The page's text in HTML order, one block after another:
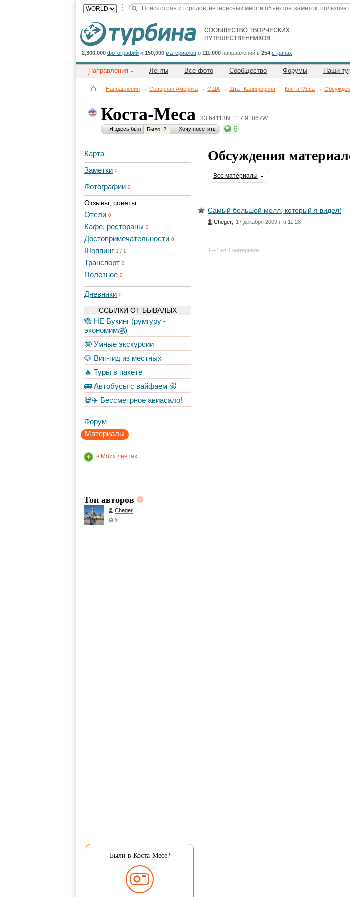
2,300,000 фотографий и 150,000 материалов о 111,000 направлений в 254 странах
Направления Ленты Все фото Сообщество Форумы Наши
→ Направления → Северная Америка → CША → Штат Калифорния → Коста-Меса →
Коста-Меса 33.64113N, 117.91867W
Я здесь был Было: 2 Хочу посетить 6
Карта
Заметки 0
Фотографии 0
Отзывы, советы
Отели 0
Кафе, рестораны 0
Достопримечательности 0
Шоппинг 1 / 1
Транспорт 0
Полезное 0
Дневники 0
ССЫЛКИ ОТ БЫВАЛЫХ
🙈 НЕ Букинг (румгуру -
экономим💰)
🤓 Умные экскурсии
🐶 Вип-гид из местных
🔥 Туры в пакете
🚌 Автобусы с вайфаем 🐷
💀✈️ Бессметрное авиасало!
Форум
Материалы
в Моих лентах
Топ авторов
Cheger
6
Были в Коста-Месе?
Обсуждения
Все материалы
Самый большой молл, который я видел!
Cheger 17 декабря 2009 г. в 11:28
1—1 из 1 материала